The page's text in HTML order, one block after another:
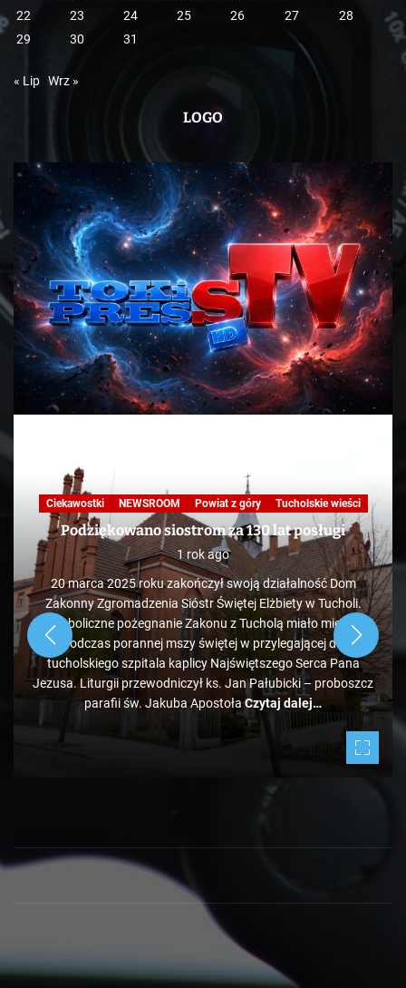
22
23 24 25 26 27
28
29
30 31
« Lip Wrz »
LOGO
Ciekawostki NEWSROOM Powiat z góry Tucholskie wieści
Podziękowano siostrom za 130 lat posługi
1 rok ago
20 marca 2025 roku zakończył swoją działalność Dom
Zakonny Zgromadzenia Sióstr Świętej Elżbiety w Tucholi.
Symboliczne pożegnanie Zakonu z Tucholą miało miejsce
podczas porannej mszy świętej w przylegającej do
tucholskiego szpitala kaplicy Najświętszego Serca Pana
Jezusa. Liturgii przewodniczył ks. Jan Pałubicki – proboszcz
parafii św. Jakuba ApostołaCzytaj dalej…